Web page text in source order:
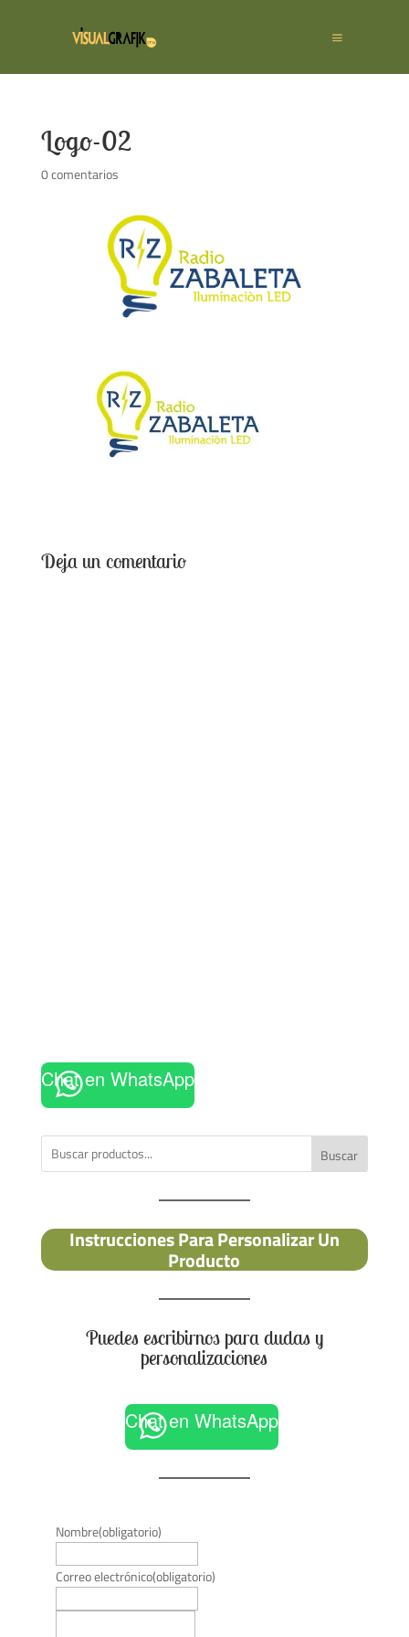
Logo-02
0 comentarios
Deja un comentario
Chat en WhatsApp
Buscar
Instrucciones Para Personalizar Un
Producto
Puedes escribirnos para dudas y
personalizaciones
Chat en WhatsApp
Nombre(obligatorio)
Correo electrónico(obligatorio)